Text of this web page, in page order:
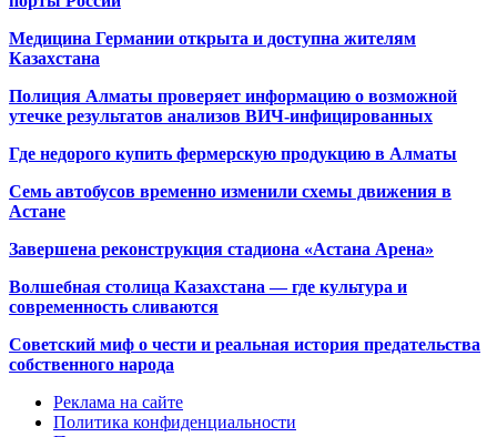
Медицина Германии открыта и доступна жителям
Казахстана
Полиция Алматы проверяет информацию о возможной
утечке результатов анализов ВИЧ-инфицированных
Где недорого купить фермерскую продукцию в Алматы
Семь автобусов временно изменили схемы движения в
Астане
Завершена реконструкция стадиона «Астана Арена»
Волшебная столица Казахстана — где культура и
современность сливаются
Советский миф о чести и реальная история предательства
собственного народа
Реклама на сайте
Политика конфиденциальности